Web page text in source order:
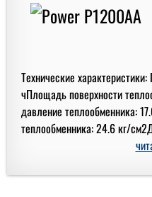
Технические
чПлощадь поверхности
давление теплообменника:
теплообменника: 24.6 кг/